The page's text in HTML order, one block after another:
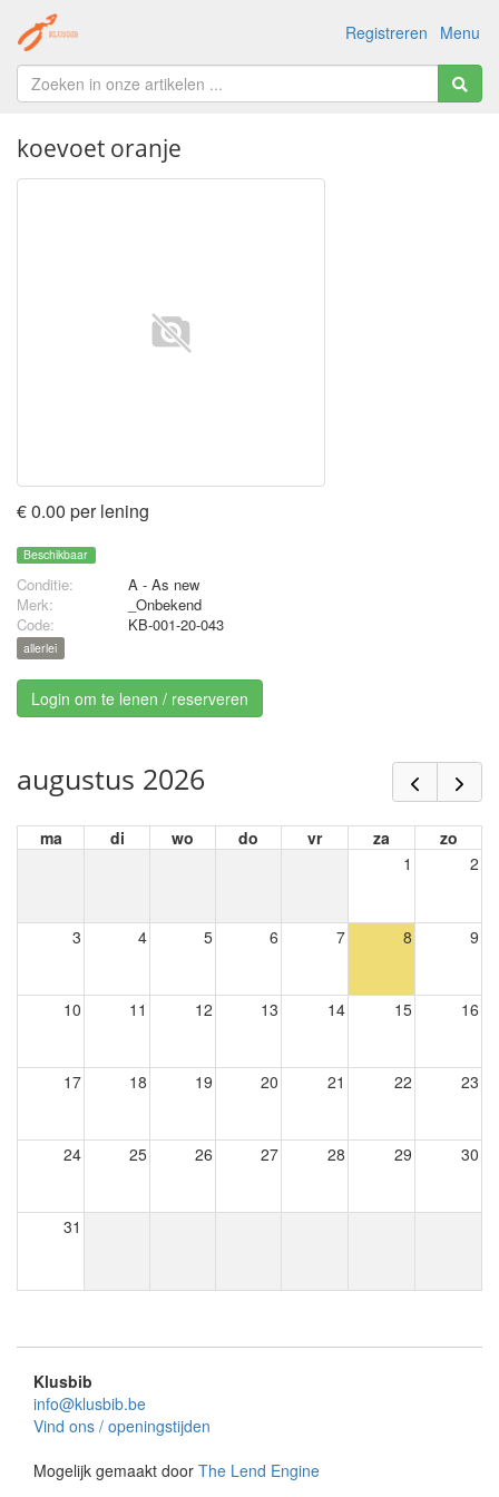
Menu
Registreren
koevoet oranje
€ 0.00 per lening
Beschikbaar
Conditie:
A - As new
Merk:
_Onbekend
Code:
KB-001-20-043
allerlei
Login om te lenen / reserveren
augustus 2026
ma di wo do vr za
zo
1
2
3 4 5 6 7 8 9
10 11 12 13 14 15 16
17 18 19 20 21 22 23
24 25 26 27 28 29 30
31
Klusbib
info@klusbib.be
Vind ons / openingstijden
Mogelijk gemaakt door The Lend Engine